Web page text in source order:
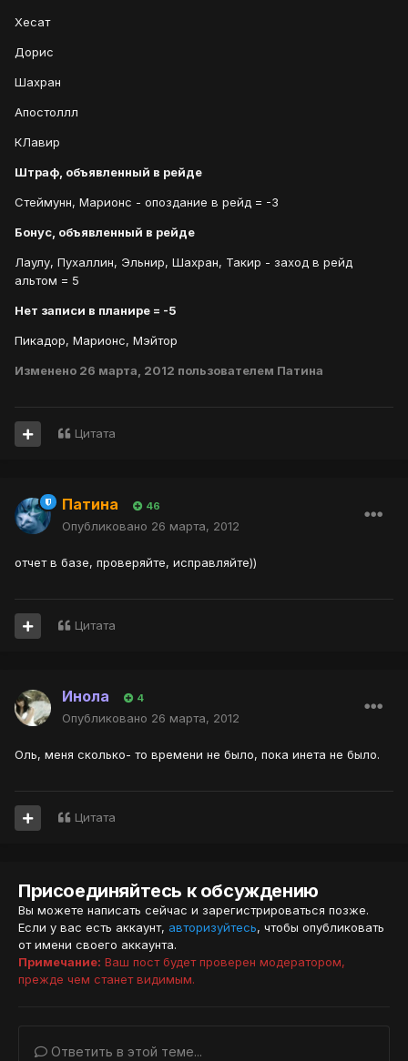
Хесат
Дорис
Шахран
Апостоллл
КЛавир
Штраф, объявленный в рейде
Стеймунн, Марионс - опоздание в рейд = -3
Бонус, объявленный в рейде
Лаулу, Пухаллин, Эльнир, Шахран, Такир - заход в рейд
альтом = 5
Нет записи в планире = -5
Пикадор, Марионс, Мэйтор
Изменено 26 марта, 2012 пользователем Патина
Цитата
Патина 46
Опубликовано 26 марта, 2012
отчет в базе, проверяйте, исправляйте))
Цитата
Инола 4
Опубликовано 26 марта, 2012
Оль, меня сколько- то времени не было, пока инета не было.
Цитата
Присоединяйтесь к обсуждению
Вы можете написать сейчас и зарегистрироваться позже.
Если у вас есть аккаунт, авторизуйтесь, чтобы опубликовать
от имени своего аккаунта.
Примечание: Ваш пост будет проверен модератором,
прежде чем станет видимым.
Ответить в этой теме...